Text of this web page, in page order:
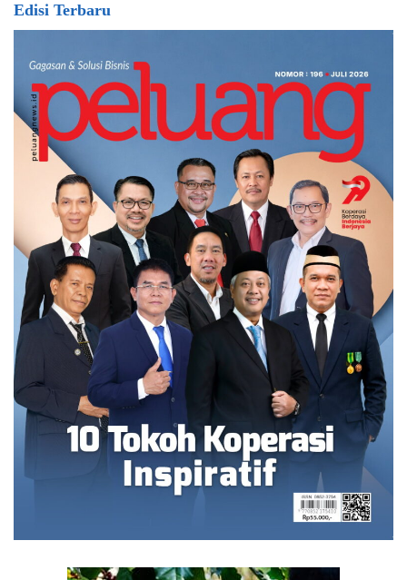
Edisi Terbaru